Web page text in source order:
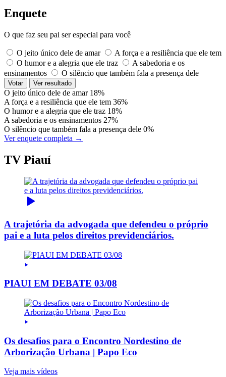
Enquete
O que faz seu pai ser especial para você
O jeito único dele de amar
A força e a resiliência que ele tem
O humor e a alegria que ele traz
A sabedoria e os
ensinamentos
O silêncio que também fala a presença dele
Votar Ver resultado
O jeito único dele de amar 18%
A força e a resiliência que ele tem 36%
O humor e a alegria que ele traz 18%
A sabedoria e os ensinamentos 27%
O silêncio que também fala a presença dele 0%
Ver enquete completa →
TV Piauí
A trajetória da advogada que defendeu o próprio
pai e a luta pelos direitos previdenciários.
PIAUI EM DEBATE 03/08
Os desafios para o Encontro Nordestino de
Arborização Urbana | Papo Eco
Veja mais vídeos